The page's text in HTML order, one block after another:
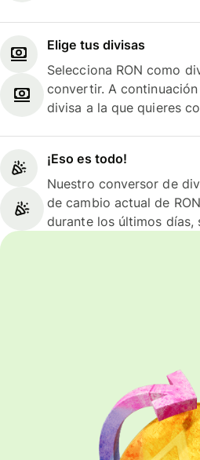
Elige tus divisas
Selecciona RON como
convertir. A
divisa a la que quieres
¡Eso es todo!
Nuestro conversor de
de cambio actual de
durante los últimos días,